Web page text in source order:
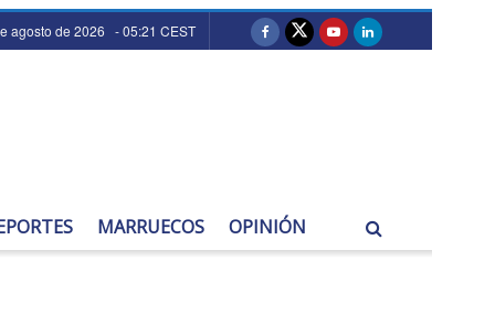
agosto de 2026 - 05:21 CEST
MARRUECOS OPINIÓN